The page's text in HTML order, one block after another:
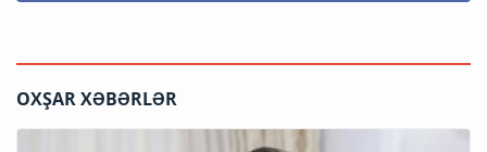
OXŞAR XƏBƏRLƏR